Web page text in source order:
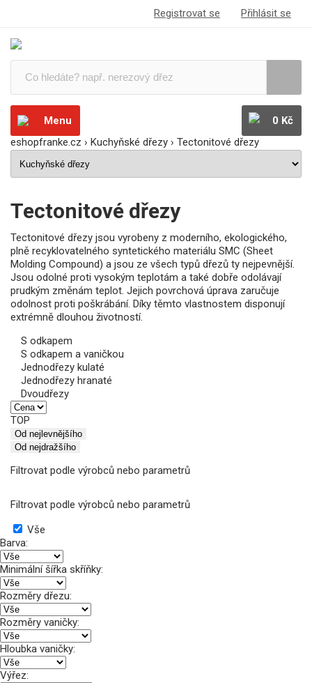
Registrovat se Přihlásit se
Menu
0 Kč
eshopfranke.cz › Kuchyňské dřezy › Tectonitové dřezy
Tectonitové dřezy
Tectonitové dřezy jsou vyrobeny z moderního, ekologického,
plně recyklovatelného syntetického materiálu SMC (Sheet
Molding Compound) a jsou ze všech typů dřezů ty nejpevnější.
Jsou odolné proti vysokým teplotám a také dobře odolávají
prudkým změnám teplot. Jejich povrchová úprava zaručuje
odolnost proti poškrábání. Díky těmto vlastnostem disponují
extrémně dlouhou životností.
S odkapem
S odkapem a vaničkou
Jednodřezy kulaté
Jednodřezy hranaté
Dvoudřezy
TOP
Od nejlevnějšího
Od nejdražšího
Filtrovat podle výrobců nebo parametrů
Filtrovat podle výrobců nebo parametrů
Vše
Barva:
Minimální šířka skříňky:
Rozměry dřezu:
Rozměry vaničky:
Hloubka vaničky:
Výřez: